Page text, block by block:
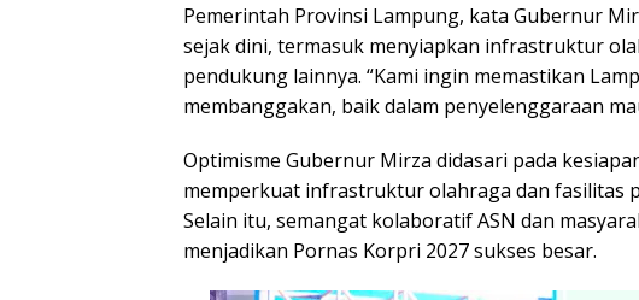
Pemerintah Provinsi Lampung, kata Gubernur
sejak dini, termasuk menyiapkan infrastruktur
pendukung lainnya. “Kami ingin memastikan
membanggakan, baik dalam penyelenggaraan
Optimisme Gubernur Mirza didasari pada
memperkuat infrastruktur olahraga dan fasilitas
Selain itu, semangat kolaboratif ASN dan
menjadikan Pornas Korpri 2027 sukses besar.